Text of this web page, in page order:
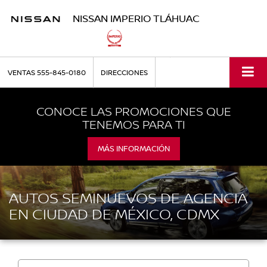
NISSAN IMPERIO TLÁHUAC
VENTAS555-845-0180 DIRECCIONES
CONOCE LAS PROMOCIONES QUE
TENEMOS PARA TI
MÁS INFORMACIÓN
AUTOS SEMINUEVOS DE AGENCIA
EN CIUDAD DE MÉXICO, CDMX